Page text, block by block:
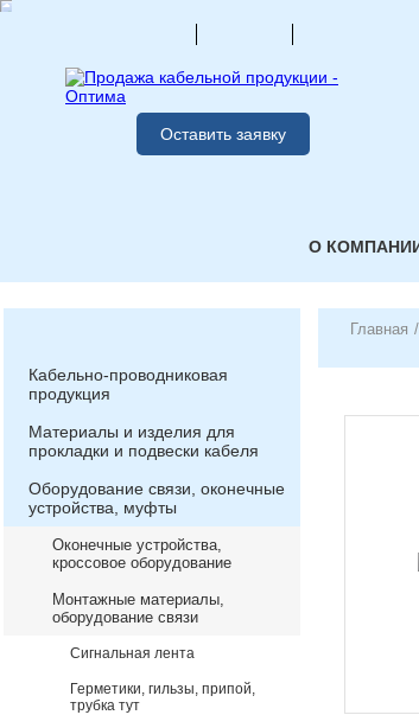
Оставить заявку
О
Кабельно-проводниковая
продукция
Материалы и изделия для
прокладки и подвески кабеля
Оборудование связи, оконечные
устройства, муфты
Оконечные устройства,
кроссовое оборудование
Монтажные материалы,
оборудование связи
Сигнальная лента
Герметики, гильзы, припой,
трубка тут
Главная /